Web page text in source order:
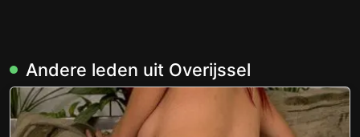
Andere leden uit Overijssel